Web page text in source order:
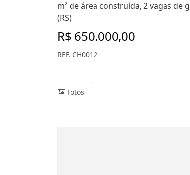
m² de área construída, 2 vagas de
(RS)
R$ 650.000,00
REF. CH0012
Fotos